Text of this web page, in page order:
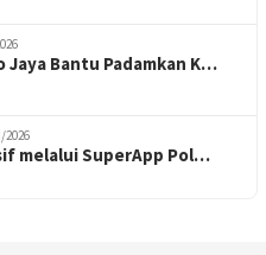
Jaya Bantu Padamkan K…
2026
melalui SuperApp Pol…